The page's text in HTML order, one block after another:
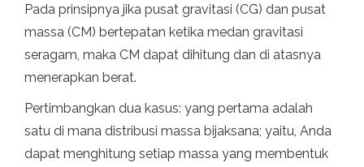
Pada prinsipnya jika pusat gravitasi (CG) dan pusat
massa (CM) bertepatan ketika medan gravitasi
seragam, maka CM dapat dihitung dan di atasnya
menerapkan berat.
Pertimbangkan dua kasus: yang pertama adalah
satu di mana distribusi massa bijaksana; yaitu, Anda
dapat menghitung setiap massa yang membentuk